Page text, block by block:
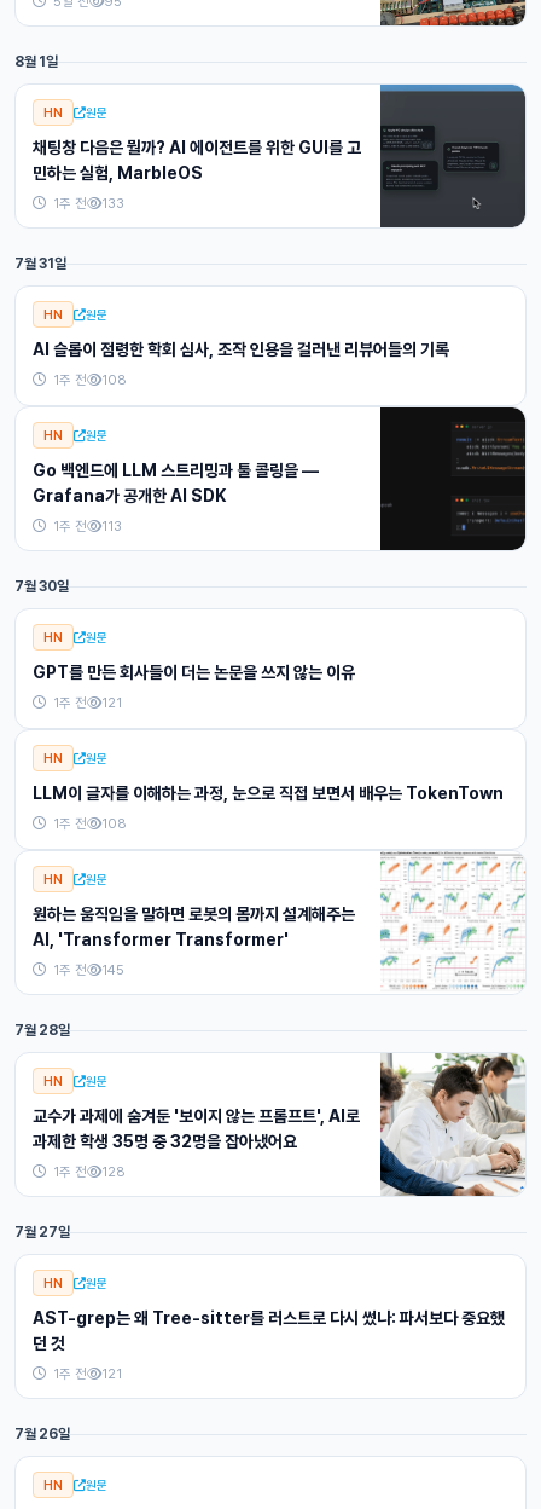
8월 1일
HN 원문
채팅창 다음은 뭘까? AI 에이전트를 위한 GUI를 고
민하는 실험, MarbleOS
1주 전 133
7월 31일
HN 원문
AI 슬롭이 점령한 학회 심사, 조작 인용을 걸러낸 리뷰어들의 기록
1주 전 108
HN 원문
Go 백엔드에 LLM 스트리밍과 툴 콜링을 —
Grafana가 공개한 AI SDK
1주 전 113
7월 30일
HN 원문
GPT를 만든 회사들이 더는 논문을 쓰지 않는 이유
1주 전 121
HN 원문
LLM이 글자를 이해하는 과정, 눈으로 직접 보면서 배우는 TokenTown
1주 전 108
HN 원문
원하는 움직임을 말하면 로봇의 몸까지 설계해주는
AI, 'Transformer Transformer'
1주 전 145
7월 28일
HN 원문
교수가 과제에 숨겨둔 '보이지 않는 프롬프트', AI로
과제한 학생 35명 중 32명을 잡아냈어요
1주 전 128
7월 27일
HN 원문
AST-grep는 왜 Tree-sitter를 러스트로 다시 썼나: 파서보다 중요했
던 것
1주 전 121
7월 26일
HN 원문